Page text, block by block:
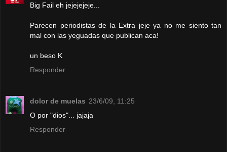
Big Fail eh jejejejeje...
Parecen periodistas de la Extra jeje ya no me siento tan
mal con las yeguadas que publican aca!
un beso K
Responder
dolor de muelas 23/6/09, 11:25
O por "dios"... jajaja
Responder